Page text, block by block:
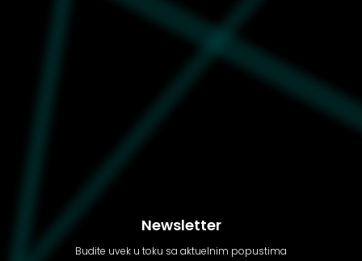
Newsletter
Budite uvek u toku sa aktuelnim popustima